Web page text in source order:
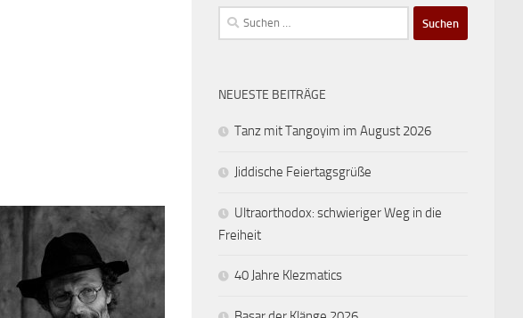
Suchen
nach:
NEUESTE BEITRÄGE
Tanz mit Tangoyim im August 2026
Jiddische Feiertagsgrüße
Ultraorthodox: schwieriger Weg in die
Freiheit
40 Jahre Klezmatics